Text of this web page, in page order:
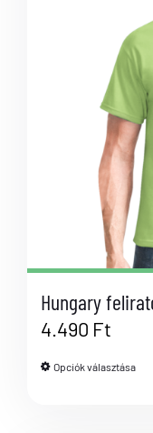
Hungary
4.490 Ft
Opciók választása